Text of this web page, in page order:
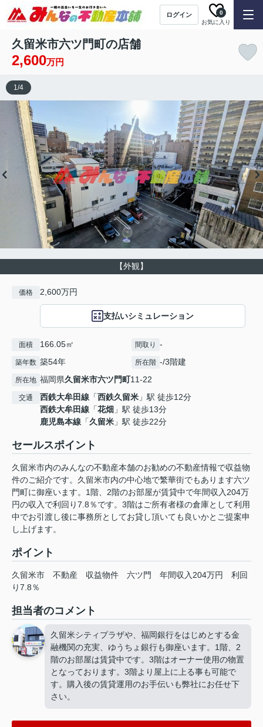
ログイン
お気に入り
0
久留米市六ツ門町の店舗
2,600万円
【外観】
1/4
価格 2,600万円
支払いシミュレーション
面積 166.05㎡ 間取り -
築年数 築54年 所在階 -/3階建
所在地 福岡県久留米市六ツ門町11-22
交通 西鉄大牟田線 「西鉄久留米 」駅 徒歩12分
西鉄大牟田線 「花畑 」駅 徒歩13分
鹿児島本線 「久留米 」駅 徒歩22分
セールスポイント
久留米市内のみんなの不動産本舗のお勧めの不動産情報で収益物
件のご紹介です。久留米市内の中心地で繁華街でもあります六ツ
門町に御座います。1階、2階のお部屋が賃貸中で年間収入204万
円の収入で利回り7.8％です。3階はご所有者様の倉庫として利用
中でお引渡し後に事務所としてお貸し頂いても良いかとご提案申
し上げます。
ポイント
久留米市 不動産 収益物件 六ツ門 年間収入204万円
利回
り7.8％
担当者のコメント
久留米シティプラザや、福岡銀行をはじめとする金
融機関の充実、ゆうちょ銀行も御座います。1階、2
階のお部屋は賃貸中です。3階はオーナー使用の物置
となっております。3階より屋上に上る事も可能で
す。購入後の賃貸運用のお手伝いも弊社にお任せ下
さい。